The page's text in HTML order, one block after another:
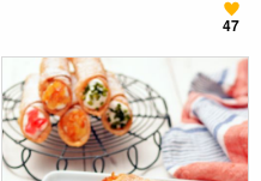
47